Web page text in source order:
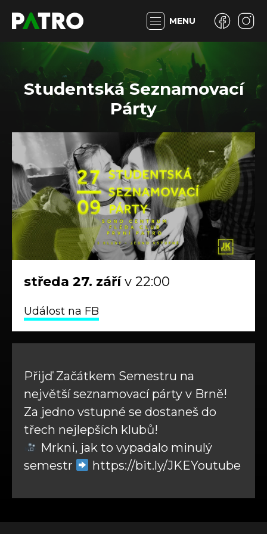
MENU
Studentská Seznamovací
Párty
středa 27. září v 22:00
Událost na FB
Přijď Začátkem Semestru na
největší seznamovací párty v Brně!
Za jedno vstupné se dostaneš do
třech nejlepších klubů!
Mrkni, jak to vypadalo minulý
semestr
https://bit.ly/JKEYoutube